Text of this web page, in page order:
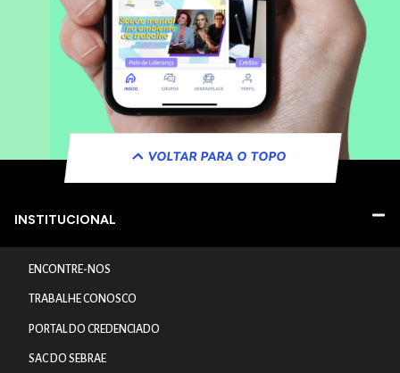
VOLTAR PARA O TOPO
INSTITUCIONAL
ENCONTRE-NOS
TRABALHE CONOSCO
PORTAL DO CREDENCIADO
SAC DO SEBRAE